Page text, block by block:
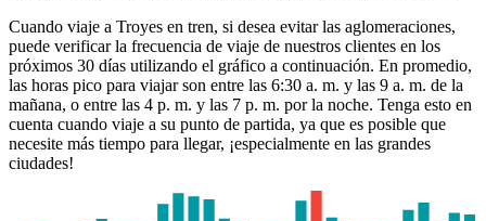
Cuando viaje a Troyes en tren, si desea evitar las aglomeraciones,
puede verificar la frecuencia de viaje de nuestros clientes en los
próximos 30 días utilizando el gráfico a continuación. En promedio,
las horas pico para viajar son entre las 6:30 a. m. y las 9 a. m. de la
mañana, o entre las 4 p. m. y las 7 p. m. por la noche. Tenga esto en
cuenta cuando viaje a su punto de partida, ya que es posible que
necesite más tiempo para llegar, ¡especialmente en las grandes
ciudades!